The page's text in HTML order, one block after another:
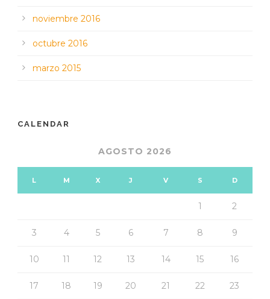
noviembre 2016
octubre 2016
marzo 2015
CALENDAR
AGOSTO 2026
L M X J V S D
1 2
3 4 5 6 7 8 9
10 11 12 13 14 15 16
17 18 19 20 21 22 23